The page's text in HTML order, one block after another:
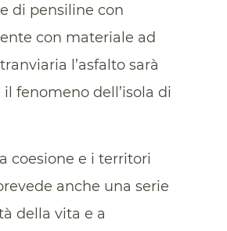
di pensiline con
con materiale ad
l’asfalto sarà
il fenomeno dell’isola di
coesione e i territori
anche una serie
della vita e a